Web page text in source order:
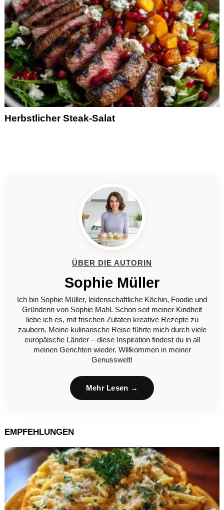
Herbstlicher Steak-Salat
ÜBER DIE AUTORIN
Sophie Müller
Ich bin Sophie Müller, leidenschaftliche Köchin, Foodie und
Gründerin von Sophie Mahl. Schon seit meiner Kindheit
liebe ich es, mit frischen Zutaten kreative Rezepte zu
zaubern. Meine kulinarische Reise führte mich durch viele
europäische Länder – diese Inspiration findest du in all
meinen Gerichten wieder. Willkommen in meiner
Genusswelt!
Mehr Lesen →
EMPFEHLUNGEN